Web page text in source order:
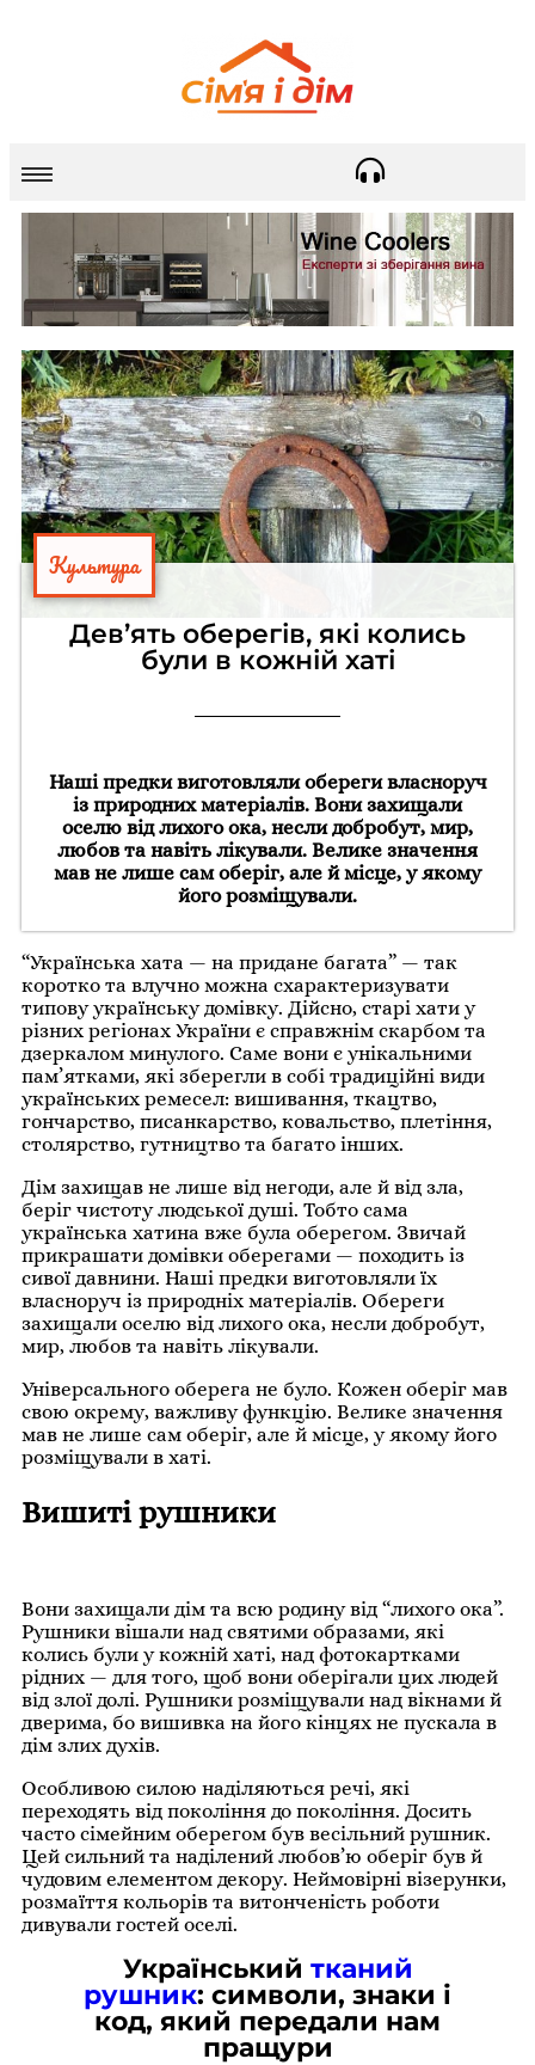
Культура
Дев’ять оберегів, які колись
були в кожній хаті
Наші предки виготовляли обереги власноруч
із природних матеріалів. Вони захищали
оселю від лихого ока, несли добробут, мир,
любов та навіть лікували. Велике значення
мав не лише сам оберіг, але й місце, у якому
його розміщували.
“Українська хата — на придане багата” — так
коротко та влучно можна схарактеризувати
типову українську домівку. Дійсно, старі хати у
різних регіонах України є справжнім скарбом та
дзеркалом минулого. Саме вони є унікальними
пам’ятками, які зберегли в собі традиційні види
українських ремесел: вишивання, ткацтво,
гончарство, писанкарство, ковальство, плетіння,
столярство, гутництво та багато інших.
Дім захищав не лише від негоди, але й від зла,
беріг чистоту людської душі. Тобто сама
українська хатина вже була оберегом. Звичай
прикрашати домівки оберегами — походить із
сивої давнини. Наші предки виготовляли їх
власноруч із природніх матеріалів. Обереги
захищали оселю від лихого ока, несли добробут,
мир, любов та навіть лікували.
Універсального оберега не було. Кожен оберіг мав
свою окрему, важливу функцію. Велике значення
мав не лише сам оберіг, але й місце, у якому його
розміщували в хаті.
Вишиті рушники
Вони захищали дім та всю родину від “лихого ока”.
Рушники вішали над святими образами, які
колись були у кожній хаті, над фотокартками
рідних — для того, щоб вони оберігали цих людей
від злої долі. Рушники розміщували над вікнами й
дверима, бо вишивка на його кінцях не пускала в
дім злих духів.
Особливою силою наділяються речі, які
переходять від покоління до покоління. Досить
часто сімейним оберегом був весільний рушник.
Цей сильний та наділений любов’ю оберіг був й
чудовим елементом декору. Неймовірні візерунки,
розмаїття кольорів та витонченість роботи
дивували гостей оселі.
Український тканий
рушник: символи, знаки і
код, який передали нам
пращури